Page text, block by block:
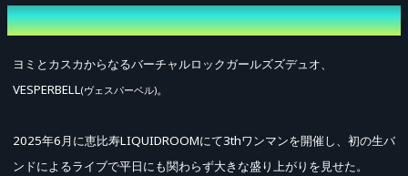
概要
ヨミとカスカからなるバーチャルロックガールズズデュオ、
VESPERBELL(ヴェスパーベル)。
2025年6月に恵比寿LIQUIDROOMにて3thワンマンを開催し、初の生バ
ンドによるライブで平日にも関わらず大きな盛り上がりを見せた。